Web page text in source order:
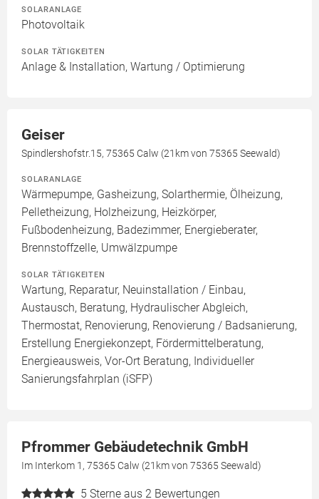
SOLARANLAGE
Photovoltaik
SOLAR TÄTIGKEITEN
Anlage & Installation, Wartung / Optimierung
Geiser
Spindlershofstr.15, 75365 Calw (21km von 75365 Seewald)
SOLARANLAGE
Wärmepumpe, Gasheizung, Solarthermie, Ölheizung,
Pelletheizung, Holzheizung, Heizkörper,
Fußbodenheizung, Badezimmer, Energieberater,
Brennstoffzelle, Umwälzpumpe
SOLAR TÄTIGKEITEN
Wartung, Reparatur, Neuinstallation / Einbau,
Austausch, Beratung, Hydraulischer Abgleich,
Thermostat, Renovierung, Renovierung / Badsanierung,
Erstellung Energiekonzept, Fördermittelberatung,
Energieausweis, Vor-Ort Beratung, Individueller
Sanierungsfahrplan (iSFP)
Pfrommer Gebäudetechnik GmbH
Im Interkom 1, 75365 Calw (21km von 75365 Seewald)
5 Sterne aus 2 Bewertungen